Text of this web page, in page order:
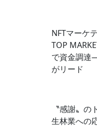
NFTマーケ
TOP
で資金調
がリード
〝感謝〟の
生林業への